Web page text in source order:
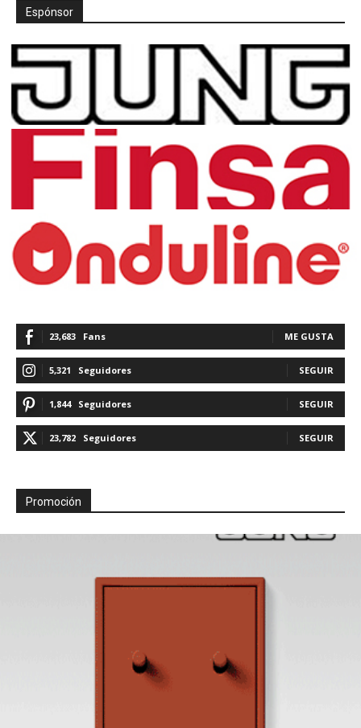
Espónsor
23,683 Fans ME GUSTA
5,321 Seguidores SEGUIR
1,844 Seguidores SEGUIR
23,782 Seguidores SEGUIR
Promoción